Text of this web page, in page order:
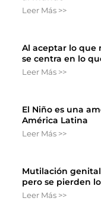
Leer Más >>
Al aceptar lo que
se centra en lo
Leer Más >>
El Niño es una
América Latina
Leer Más >>
Mutilación
pero se pierden
Leer Más >>